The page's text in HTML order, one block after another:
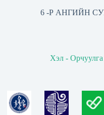
6 -Р АНГИЙН
Хэл -